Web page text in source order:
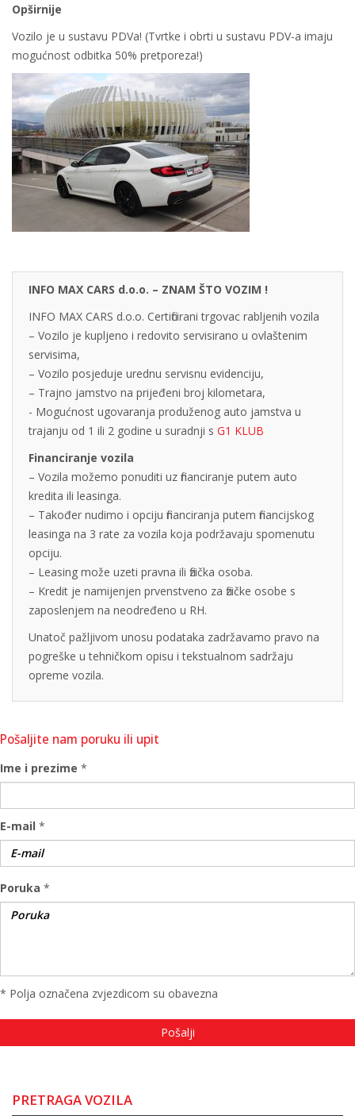
Opširnije
Vozilo je u sustavu PDVa! (Tvrtke i obrti u sustavu PDV-a imaju
mogućnost odbitka 50% pretporeza!)
INFO MAX CARS d.o.o. – ZNAM ŠTO VOZIM !
INFO MAX CARS d.o.o. Certificirani trgovac rabljenih vozila
– Vozilo je kupljeno i redovito servisirano u ovlaštenim
servisima,
– Vozilo posjeduje urednu servisnu evidenciju,
– Trajno jamstvo na prijeđeni broj kilometara,
- Mogućnost ugovaranja produženog auto jamstva u
trajanju od 1 ili 2 godine u suradnji s G1 KLUB
Financiranje vozila
– Vozila možemo ponuditi uz financiranje putem auto
kredita ili leasinga.
– Također nudimo i opciju financiranja putem financijskog
leasinga na 3 rate za vozila koja podržavaju spomenutu
opciju.
– Leasing može uzeti pravna ili fizička osoba.
– Kredit je namijenjen prvenstveno za fizičke osobe s
zaposlenjem na neodređeno u RH.
Unatoč pažljivom unosu podataka zadržavamo pravo na
pogreške u tehničkom opisu i tekstualnom sadržaju
opreme vozila.
Pošaljite nam poruku ili upit
Ime i prezime *
E-mail *
Poruka *
* Polja označena zvjezdicom su obavezna
PRETRAGA VOZILA